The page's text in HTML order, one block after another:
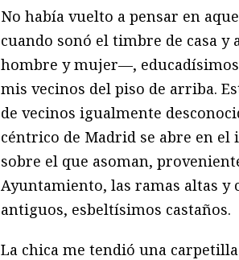
No había vuelto a pensar en
cuando sonó el timbre de casa
hombre y mujer—,
mis vecinos del piso de arriba.
de vecinos igualmente
céntrico de Madrid se abre en el
sobre el que asoman,
Ayuntamiento, las ramas altas y
antiguos, esbeltísimos castaños.
La chica me tendió una carpetilla